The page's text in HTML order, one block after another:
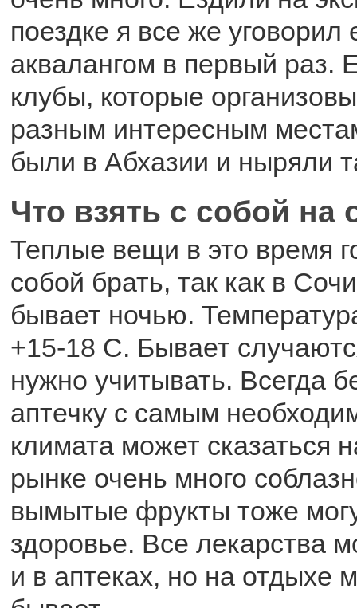
поездке я все же уговорил
аквалангом в первый раз.
клубы, которые
разным интересным
были в Абхазии и ныряли
Что взять с собой на
Теплые вещи в это время
собой брать, так как в
бывает ночью.
+15-18 С. Бывает
нужно учитывать. Всегда
аптечку с самым
климата может сказаться
рынке очень много
вымытые фрукты тоже
здоровье. Все лекарства
и в аптеках, но на отдыхе